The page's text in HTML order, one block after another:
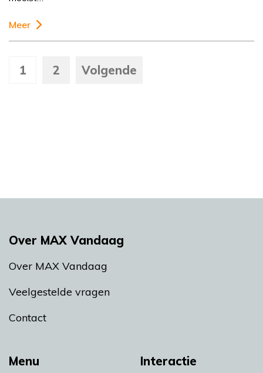
Meer
1 2 Volgende
Menu Interactie
Over MAX Vandaag
Over MAX Vandaag
Veelgestelde vragen
Contact